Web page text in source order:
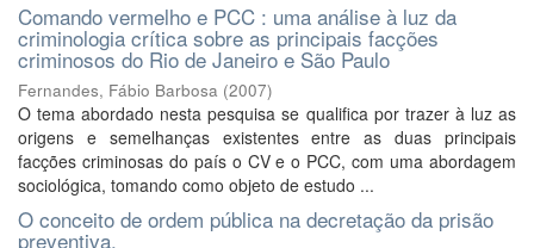
Comando vermelho e PCC : uma análise à luz da
criminologia crítica sobre as principais facções
criminosos do Rio de Janeiro e São Paulo
Fernandes, Fábio Barbosa (2007)
O tema abordado nesta pesquisa se qualifica por trazer à luz as
origens e semelhanças existentes entre as duas principais
facções criminosas do país o CV e o PCC, com uma abordagem
sociológica, tomando como objeto de estudo ...
O conceito de ordem pública na decretação da prisão
preventiva.